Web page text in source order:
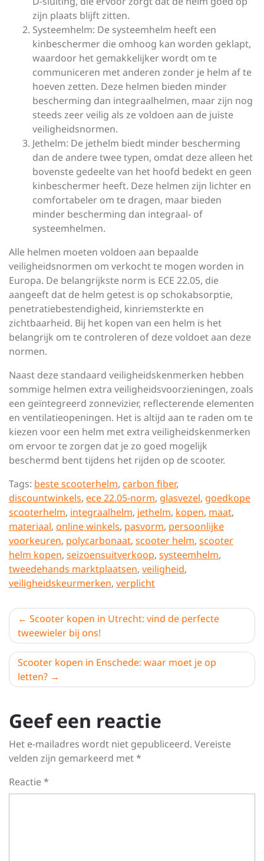
zijn plaats blijft zitten.
Systeemhelm: De systeemhelm heeft een
kinbeschermer die omhoog kan worden geklapt,
waardoor het gemakkelijker wordt om te
communiceren met anderen zonder je helm af te
hoeven zetten. Deze helmen bieden minder
bescherming dan integraalhelmen, maar zijn nog
steeds zeer veilig als ze voldoen aan de juiste
veiligheidsnormen.
Jethelm: De jethelm biedt minder bescherming
dan de andere twee typen, omdat deze alleen het
bovenste gedeelte van het hoofd bedekt en geen
kinbeschermer heeft. Deze helmen zijn lichter en
comfortabeler om te dragen, maar bieden
minder bescherming dan integraal- of
systeemhelmen.
Alle helmen moeten voldoen aan bepaalde
veiligheidsnormen om verkocht te mogen worden in
Europa. De belangrijkste norm is ECE 22.05, die
aangeeft dat de helm getest is op schokabsorptie,
penetratiebestendigheid, kinriemsterkte en
zichtbaarheid. Bij het kopen van een helm is het
belangrijk om te controleren of deze voldoet aan deze
normen.
Naast deze standaard veiligheidskenmerken hebben
sommige helmen extra veiligheidsvoorzieningen, zoals
een geïntegreerd zonnevizier, reflecterende elementen
en ventilatieopeningen. Het is altijd aan te raden om te
kiezen voor een helm met extra veiligheidskenmerken
om ervoor te zorgen dat je zo goed mogelijk
beschermd bent tijdens het rijden op de scooter.
Tags: beste scooterhelm, carbon fiber,
discountwinkels, ece 22.05-norm, glasvezel, goedkope
scooterhelm, integraalhelm, jethelm, kopen, maat,
materiaal, online winkels, pasvorm, persoonlijke
voorkeuren, polycarbonaat, scooter helm, scooter
helm kopen, seizoensuitverkoop, systeemhelm,
tweedehands marktplaatsen, veiligheid,
veiligheidskeurmerken, verplicht
Berichtnavigatie
Scooter kopen in Utrecht: vind de perfecte
tweewieler bij ons!
Scooter kopen in Enschede: waar moet je op
letten?
Geef een reactie
Het e-mailadres wordt niet gepubliceerd. Vereiste
velden zijn gemarkeerd met*
Reactie*